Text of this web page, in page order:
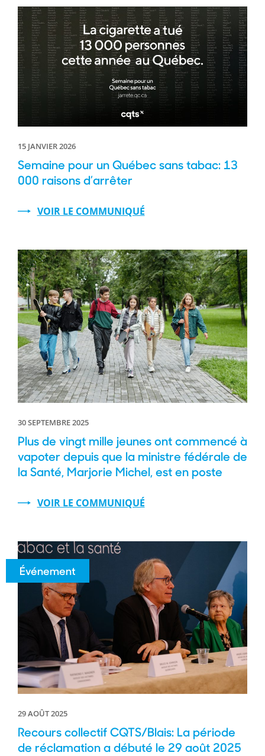
15 JANVIER 2026
Semaine pour un Québec sans tabac: 13
000 raisons d’arrêter
VOIR LE COMMUNIQUÉ
30 SEPTEMBRE 2025
Plus de vingt mille jeunes ont commencé à
vapoter depuis que la ministre fédérale de
la Santé, Marjorie Michel, est en poste
VOIR LE COMMUNIQUÉ
29 AOÛT 2025
Recours collectif CQTS/Blais: La période
de réclamation a débuté le 29 août 2025
Événement